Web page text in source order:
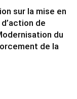
sur la mise en
de
du
de la